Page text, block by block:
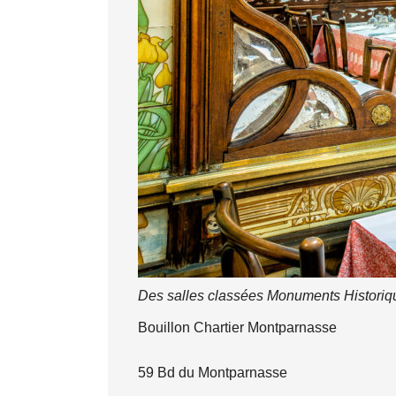
Des salles classées Monuments
Bouillon Chartier Montparnasse
59 Bd du Montparnasse